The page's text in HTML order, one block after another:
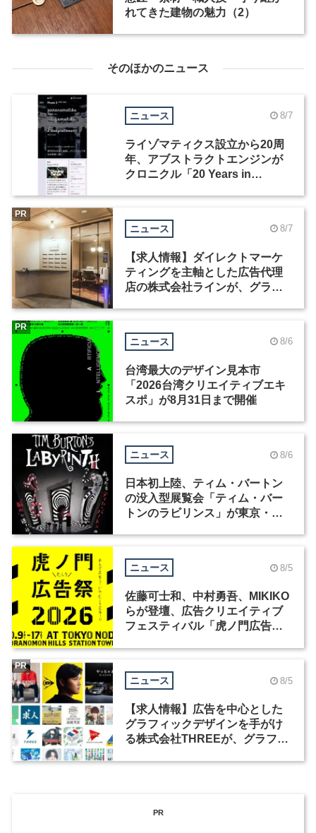
れてきた建物の魅力（2）
そのほかのニュース
ニュース 8/7
ライゾマティクス設立から20周
年、アブストラクトエンジンが
クロニクル「20 Years in
ニュース 8/7
【求人情報】ダイレクトマーケ
ティングを主軸とした広告代理
店の株式会社ラインが、グラフ
PR
ニュース 8/6
台湾最大のデザイン見本市
「2026台湾クリエイティブエキ
スポ」が8月31日まで開催
PR
ニュース 8/6
日本初上陸、ティム・バートン
の没入型展覧会「ティム・バー
トンのラビリンス」が東京・豊
ニュース 8/5
佐藤可士和、中村勇吾、MIKIKO
らが登壇、広告クリエイティブ
フェスティバル「虎ノ門広告
ニュース 8/5
【求人情報】広告を中心とした
グラフィックデザインを手がけ
る株式会社THREEが、グラフィ
PR
PR